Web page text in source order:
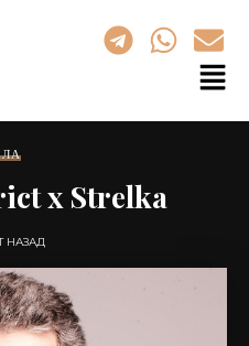
x Strelka
НАЗАД